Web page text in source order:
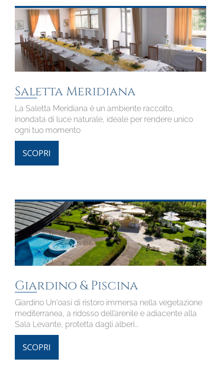
Saletta Meridiana
La Saletta Meridiana è un ambiente raccolto,
inondata di luce naturale, ideale per rendere unico
ogni tuo momento
SCOPRI
Giardino & Piscina
Giardino Un'oasi di ristoro immersa nella vegetazione
mediterranea, a ridosso dell’arenile e adiacente alla
Sala Levante, protetta dagli alberi...
SCOPRI